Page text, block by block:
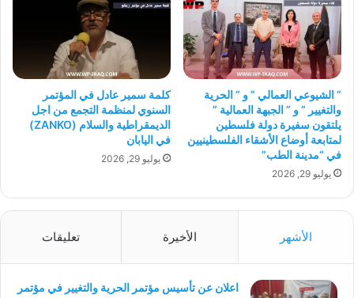
” الشيوعي العمالي ” و ” الحرية
والتغيير ” و ” الجبهة العمالية ”
يلتقون سفيرة دولة فلسطين
لمتابعة أوضاع الأشقاء الفلسطينيين
في “مدينة الطب”
يوليو 29, 2026
كلمة سمير عادل في المؤتمر
السنوي لمنظمة التجمع من اجل
الديمقراطية والسلام (ZANKO)
في اليابان
يوليو 29, 2026
الأشهر الأخيرة تعليقات
اعلان عن تأسيس مؤتمر الحرية والتغيير في مؤتمر